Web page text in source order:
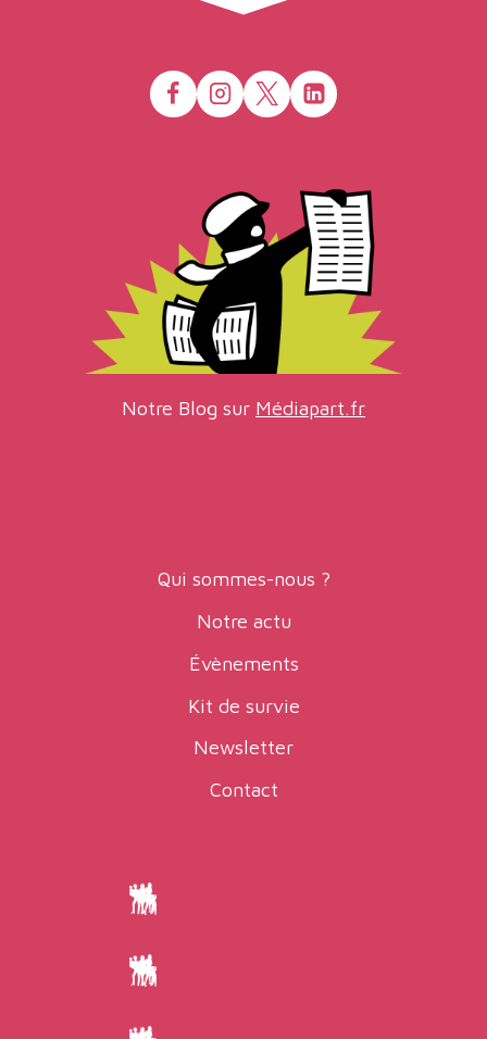
Notre Blog sur Médiapart.fr
Qui sommes-nous ?
Notre actu
Évènements
Kit de survie
Newsletter
Contact